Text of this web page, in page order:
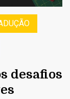
desafios